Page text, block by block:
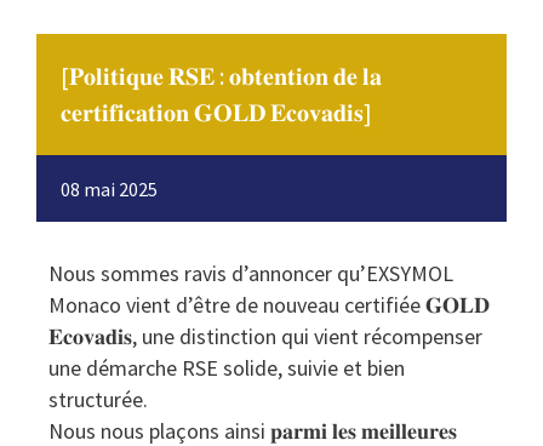
[𝐏𝐨𝐥𝐢𝐭𝐢𝐪𝐮𝐞 𝐑𝐒𝐄 : 𝐨𝐛𝐭𝐞𝐧𝐭𝐢𝐨𝐧 𝐝𝐞 𝐥𝐚
𝐜𝐞𝐫𝐭𝐢𝐟𝐢𝐜𝐚𝐭𝐢𝐨𝐧 𝐆𝐎𝐋𝐃 𝐄𝐜𝐨𝐯𝐚𝐝𝐢𝐬]
08 mai 2025
Nous sommes ravis d’annoncer qu’EXSYMOL
Monaco vient d’être de nouveau certifiée 𝐆𝐎𝐋𝐃
𝐄𝐜𝐨𝐯𝐚𝐝𝐢𝐬, une distinction qui vient récompenser
une démarche RSE solide, suivie et bien
structurée.
Nous nous plaçons ainsi 𝐩𝐚𝐫𝐦𝐢 𝐥𝐞𝐬 𝐦𝐞𝐢𝐥𝐥𝐞𝐮𝐫𝐞𝐬